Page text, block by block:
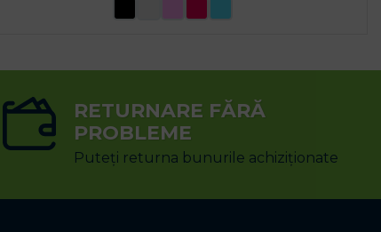
RETURNARE FĂRĂ
PROBLEME
Puteți returna bunurile achiziționate